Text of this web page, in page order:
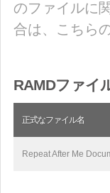
のファイルに
合は、こちら
RAMDファイ
正式なファイル名
Repeat After Me